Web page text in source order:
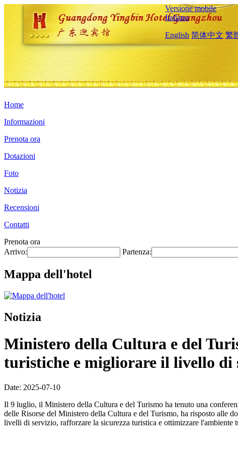
Versione mobile
Italiano
English 简体中文 繁
Home
Informazioni
Prenota ora
Dotazioni
Foto
Notizia
Recensioni
Contatti
Prenota ora
Arrivo:
Partenza:
Mappa dell'hotel
Notizia
Ministero della Cultura e del
turistiche e migliorare il livello di
Date: 2025-07-10
Il 9 luglio, il Ministero della Cultura e del Turismo ha tenuto una
delle Risorse del Ministero della Cultura e del Turismo, ha risposto alle
livelli di servizio, rafforzare la sicurezza turistica e ottimizzare l'ambiente